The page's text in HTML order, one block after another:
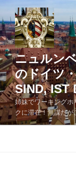
コ
ン
テ
ン
ツ
へ
ス
キ
ッ
プ
ニュルン
のドイツ
SIND, IST
姉妹でワーキングホ
クに滞在！無謀だ